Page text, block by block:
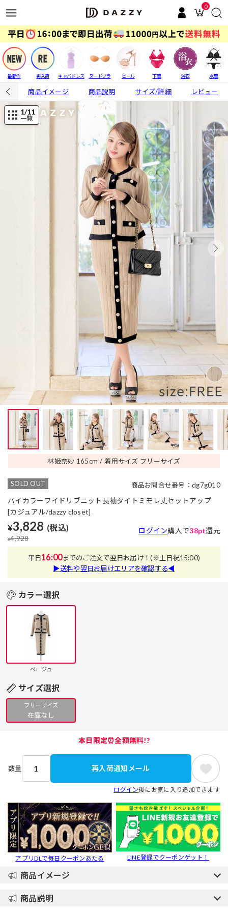
0
最新作 再入荷 キャバドレス ヌードブラ ヒール 下着 浴衣 水着
商品イメージ 商品説明 サイズ/詳細 レビュー
1/11
一覧
林姫奈妙 165cm 着用サイズ フリーサイズ
SOLD OUT 商品お問合せ番号：dg7g010
バイカラーワイドリブニット長袖タイトミモレ丈セットアップ
[カジュアル/dazzy closet]
¥3,828 (税込)
¥4,928
ログイン購入で38pt還元
平日16:00までのご注文で翌日お届け！(※土日祝15:00)
▶送料や翌日お届けエリアを確認する◀
カラー選択
ベージュ
サイズ選択
フリーサイズ
在庫なし
本日限定⏰全額無料!?
数量 再入荷通知メール
ログイン後にお気に入り追加できます
アプリDLで毎日クーポンあたる LINE登録でクーポンゲット！
商品イメージ
商品説明